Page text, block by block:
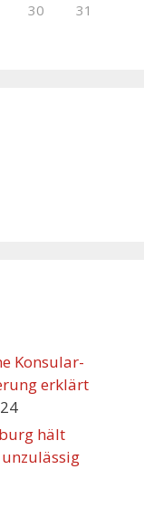
30 31
Konsular-
erklärt
hält